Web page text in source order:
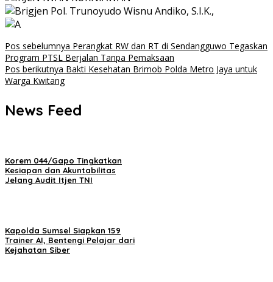
Navigasi
pos
Pos sebelumnya Perangkat RW dan RT di Sendangguwo Tegaskan
Program PTSL Berjalan Tanpa Pemaksaan
Pos berikutnya Bakti Kesehatan Brimob Polda Metro Jaya untuk
Warga Kwitang
News Feed
Korem 044/Gapo Tingkatkan
Kesiapan dan Akuntabilitas
Jelang Audit Itjen TNI
Kapolda Sumsel Siapkan 159
Trainer AI, Bentengi Pelajar dari
Kejahatan Siber